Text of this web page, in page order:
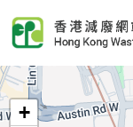
首頁
+